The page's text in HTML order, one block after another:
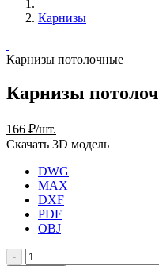
Карнизы
Карнизы потолочные
Карнизы
166 ₽/шт.
Скачать 3D модель
DWG
MAX
DXF
PDF
OBJ